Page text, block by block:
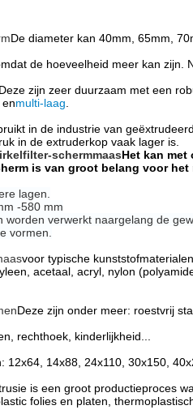
De diameter kan 40mm, 65mm,
de hoeveelheid meer kan zijn.
Deze zijn zeer duurzaam met een
multi-laag
in de industrie van
in de extruderkop vaak lager is.
schermmaasHet kan met
is van groot belang voor
lagen.
-580 mm
worden verwerkt naargelang de
vormen.
voor typische
acetaal, acryl, nylon
Deze zijn onder meer: roestvrij
rechthoek, kinderlijkheid...
12x64, 14x88, 24x110, 30x150,
is een groot productieproces
folies en platen,